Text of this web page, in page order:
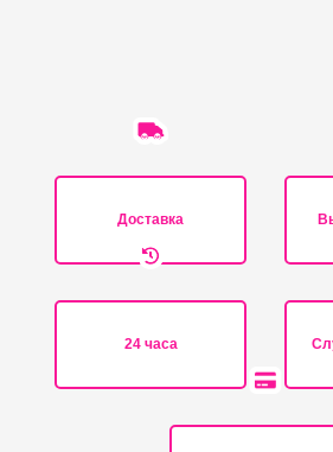
Доставка
24 часа